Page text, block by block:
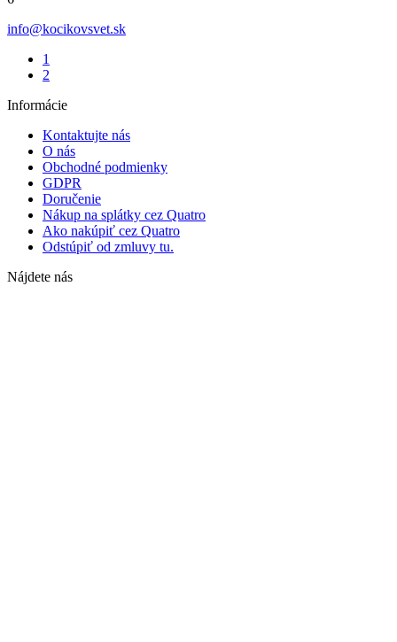
info@kocikovsvet.sk
1
2
Informácie
Kontaktujte nás
O nás
Obchodné podmienky
GDPR
Doručenie
Nákup na splátky cez Quatro
Ako nakúpiť cez Quatro
Odstúpiť od zmluvy tu.
Nájdete nás